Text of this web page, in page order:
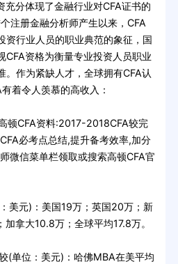
充分体现了金融行业对CFA证书的
注册金融分析师产生以来，CFA
资行业人员的职业典范的象征，国
CFA资格为衡量专业投资人员职业
。作为紧缺人才，全球拥有CFA认
着令人羡慕的高收入：
CFA资料:2017-2018CFA较完
必考点总结,提升备考效率,加分
微信菜单栏领取或搜索高顿CFA官
元)：美国19万；英国20万；新
拿大10.8万；全球平均17.8万。
位：美元)：哈佛MBA在美平均